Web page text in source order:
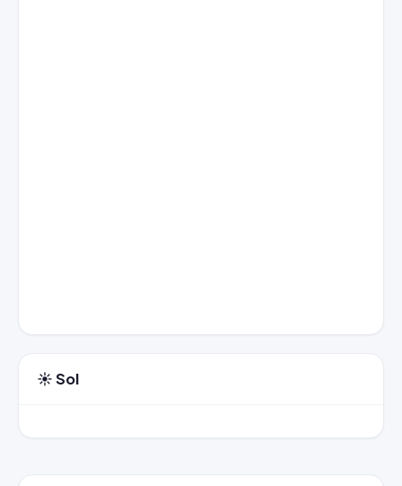
☀️ Sol